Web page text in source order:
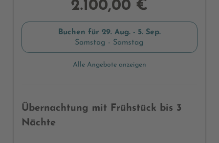
2.100,00 €
Buchen für 29. Aug. - 5. Sep.
Samstag - Samstag
Alle Angebote anzeigen
Übernachtung mit Frühstück bis 3
Nächte